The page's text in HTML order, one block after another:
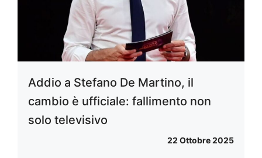
Addio a Stefano De Martino, il
cambio è ufficiale: fallimento non
solo televisivo
22 Ottobre 2025